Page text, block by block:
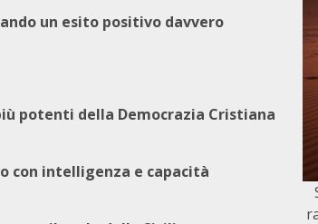
un esito positivo davvero
potenti della Democrazia Cristiana
con intelligenza e capacità